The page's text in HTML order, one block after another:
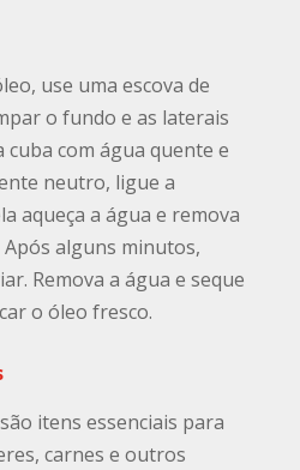
use uma escova de
o fundo e as laterais
cuba com água quente e
neutro, ligue a
aqueça a água e remova
Após alguns minutos,
Remova a água e seque
o óleo fresco.
itens essenciais para
carnes e outros